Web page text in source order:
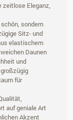
zeitlose Eleganz,
sondern
Sitz- und
elastischem
Daunen
und
für
auf geniale Art
Akzent